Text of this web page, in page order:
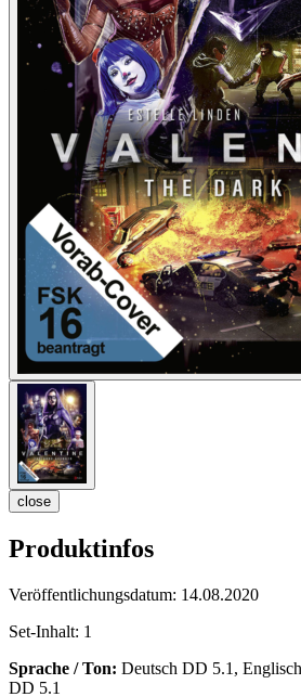
close
Produktinfos
Veröffentlichungsdatum: 14.08.2020
Set-Inhalt: 1
Sprache / Ton: Deutsch DD 5.1,
DD 5.1